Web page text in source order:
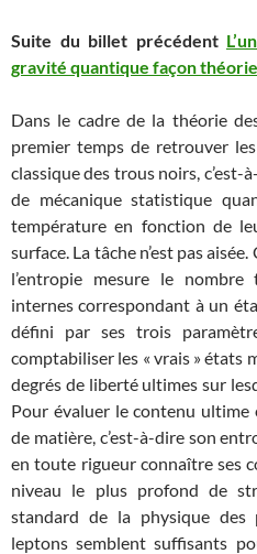
Suite du billet précédent
gravité quantique façon
Dans le cadre de la théorie
premier temps de retrouver
classique des trous noirs, c’est-
de mécanique statistique
température en fonction de
surface. La tâche n’est pas
l’entropie mesure le nombre
internes correspondant à un
défini par ses trois
comptabiliser les « vrais » états
degrés de liberté ultimes sur
Pour évaluer le contenu ultime
de matière, c’est-à-dire son
en toute rigueur connaître ses
niveau le plus profond de
standard de la physique des
leptons semblent suffisants